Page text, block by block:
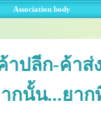
Association body
าปลีก-ค้าส่
กนั้น...ยาก